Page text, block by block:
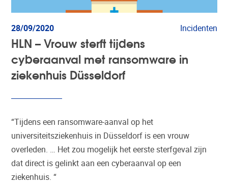
28/09/2020 Incidenten
HLN – Vrouw sterft tijdens
cyberaanval met ransomware in
ziekenhuis Düsseldorf
“Tijdens een ransomware-aanval op het
universiteitsziekenhuis in Düsseldorf is een vrouw
overleden. … Het zou mogelijk het eerste sterfgeval zijn
dat direct is gelinkt aan een cyberaanval op een
ziekenhuis. “